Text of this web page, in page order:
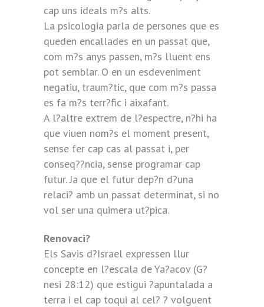
cap uns ideals m?s alts.
La psicologia parla de persones que es
queden encallades en un passat que,
com m?s anys passen, m?s lluent ens
pot semblar. O en un esdeveniment
negatiu, traum?tic, que com m?s passa
es fa m?s terr?fic i aixafant.
A l?altre extrem de l?espectre, n?hi ha
que viuen nom?s el moment present,
sense fer cap cas al passat i, per
conseq??ncia, sense programar cap
futur. Ja que el futur dep?n d?una
relaci? amb un passat determinat, si no
vol ser una quimera ut?pica.
Renovaci?
Els Savis d?Israel expressen llur
concepte en l?escala de Ya?acov (G?
nesi 28:12) que estigui ?apuntalada a
terra i el cap toqui al cel? ? volguent